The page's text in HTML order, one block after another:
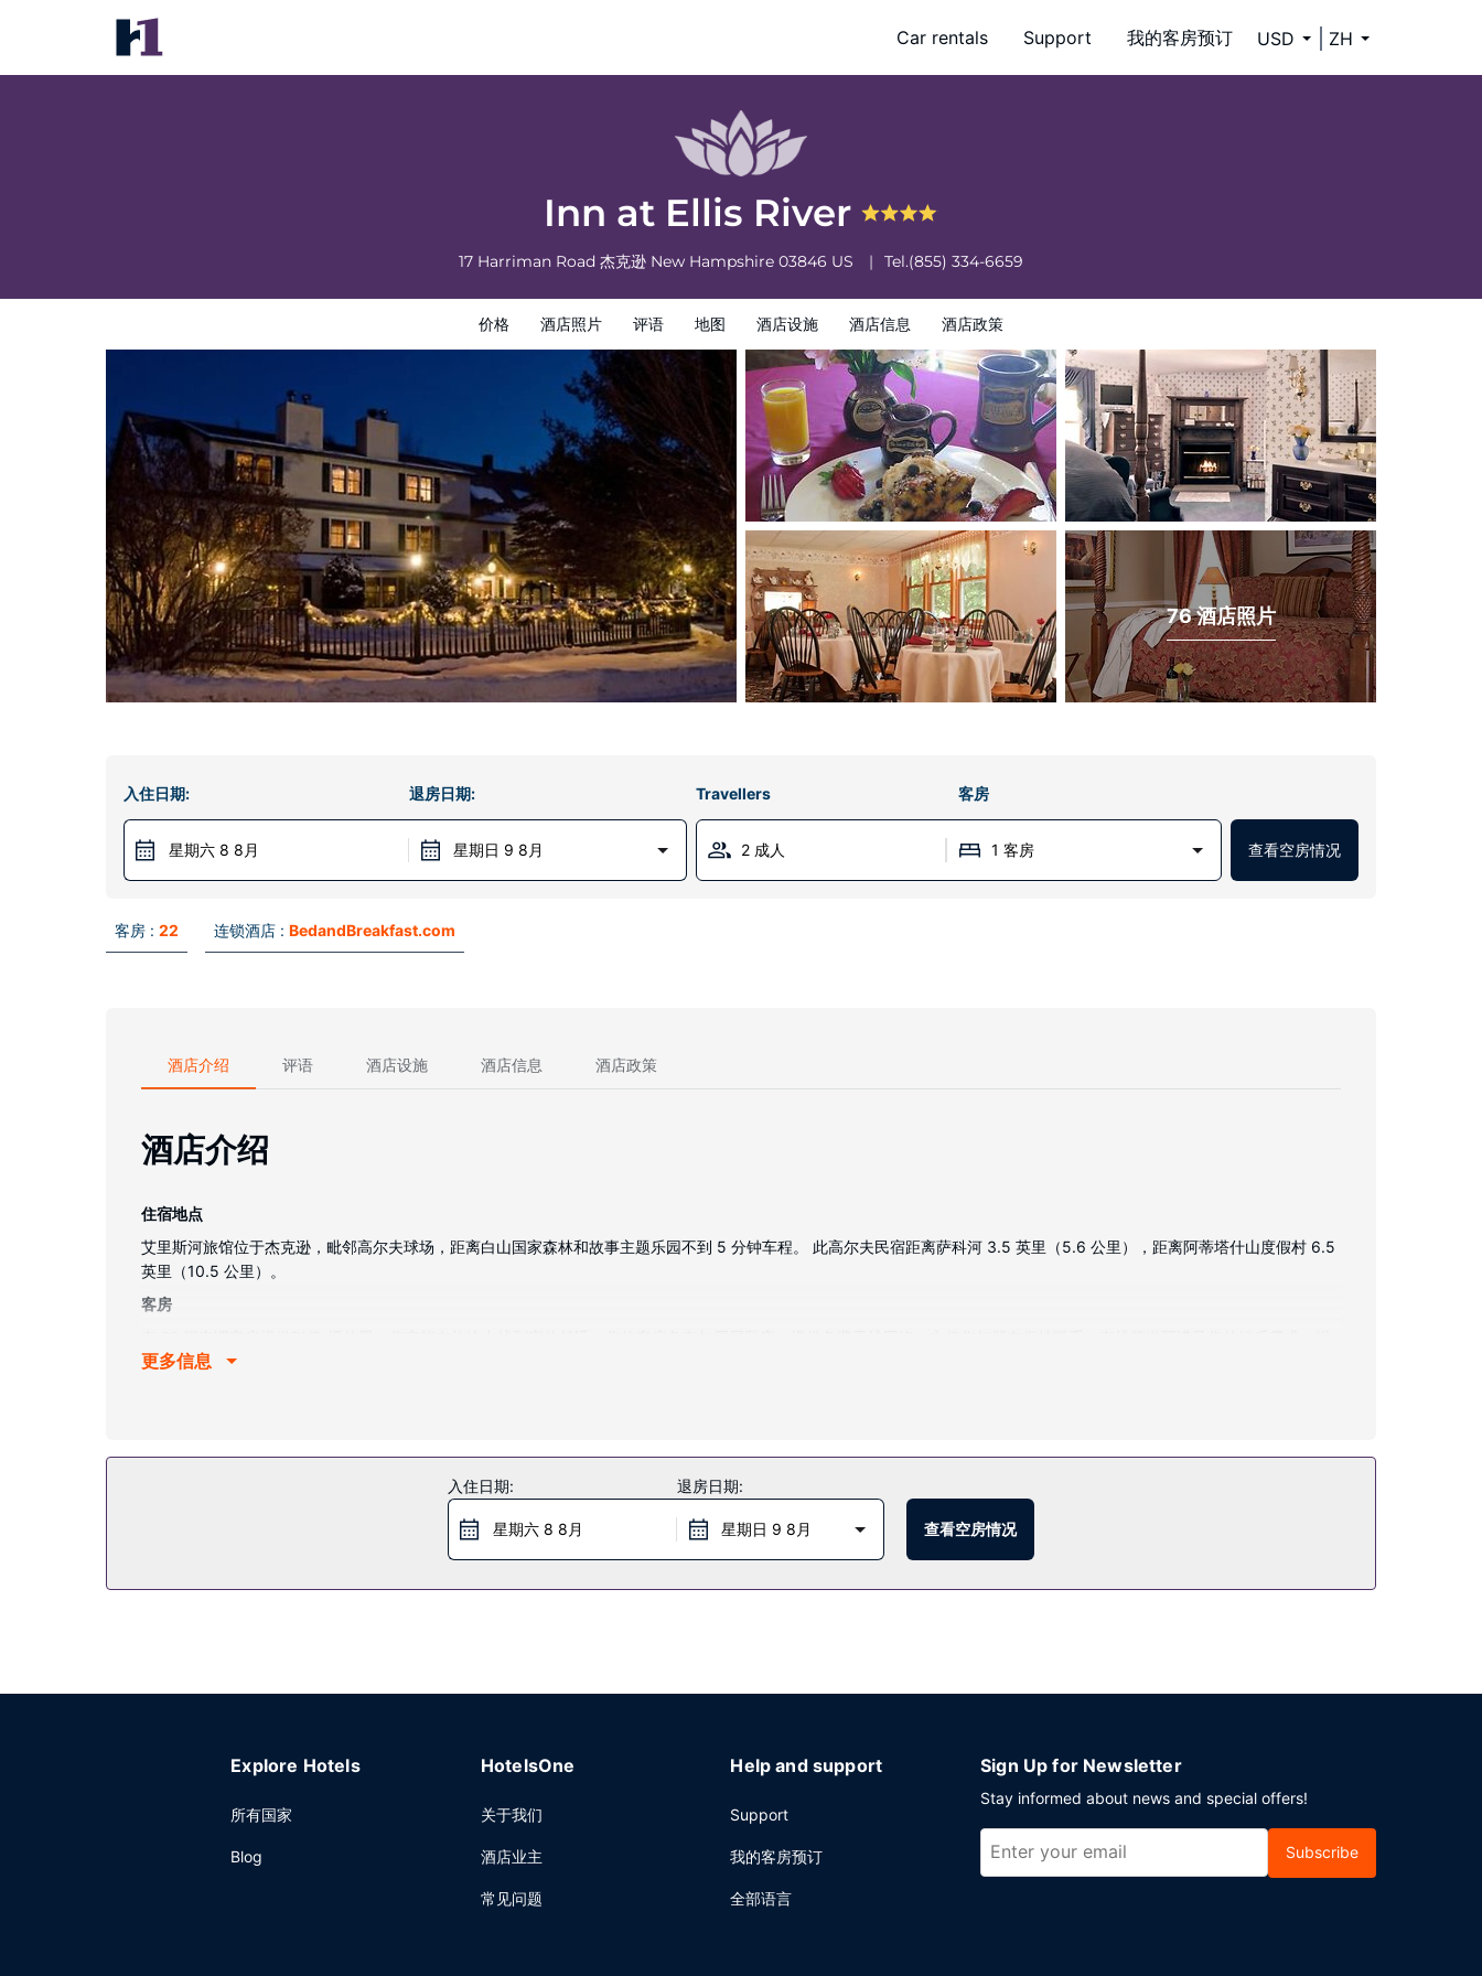
Car rentals Support 我的客房预订 USD ZH
Inn at Ellis River
17 Harriman Road 杰克逊 New Hampshire 03846 US Tel.(855) 334-6659
价格 酒店照片 评语 地图 酒店设施 酒店信息 酒店政策
Inn at Ellis River
价格 酒店照片
76 酒店照片
入住日期:
星期六 8 8月
退房日期:
星期日 9 8月
Travellers 客房
2 成人 1 客房 查看空房情况
客房 : 22 连锁酒店 : BedandBreakfast.com
酒店介绍 评语 酒店设施 酒店信息 酒店政策
酒店介绍
住宿地点
艾里斯河旅馆位于杰克逊，毗邻高尔夫球场，距离白山国家森林和故事主题乐园不到 5 分钟车程。 此高尔夫民宿距离萨科河 3.5 英里（5.6 公里），距离阿蒂塔什山度假村 6.5
英里（10.5 公里）。
客房
室提供按摩浴缸和免费洗浴用品。
餐厅
您可以到酒吧/酒廊，点一杯喜欢的饮品，畅饮一番。周一至周五 08:30 至 09:30 提供收费的即点即煮早餐。
特色服务/设施包括大堂免费报纸、24 小时前台服务和图书馆。酒店提供免费自助停车。
更多信息
入住日期:
星期六 8 8月
退房日期:
星期日 9 8月 查看空房情况
Explore Hotels
所有国家
Blog
HotelsOne
关于我们
酒店业主
常见问题
Help and support
Support
我的客房预订
全部语言
Sign Up for Newsletter
Stay informed about news and special offers!
Subscribe